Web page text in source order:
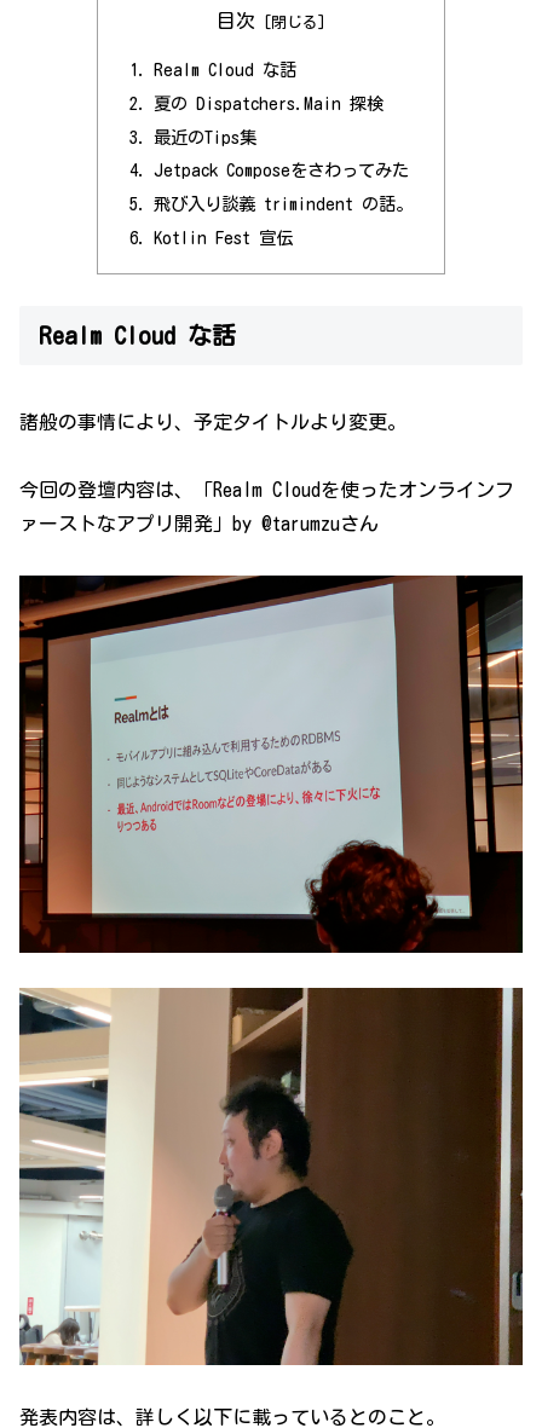
目次
Realm Cloud な話
夏の Dispatchers.Main 探検
最近のTips集
Jetpack Composeをさわってみた
飛び入り談義 trimindent の話。
Kotlin Fest 宣伝
Realm Cloud な話
諸般の事情により、予定タイトルより変更。
今回の登壇内容は、「Realm Cloudを使ったオンラインフ
ァーストなアプリ開発」by @tarumzuさん
発表内容は、詳しく以下に載っているとのこと。